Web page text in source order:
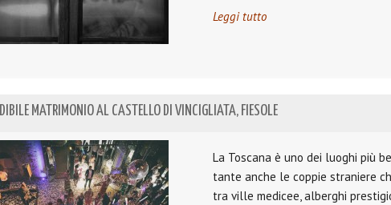
Leggi tutto
MATRIMONIO AL CASTELLO DI VINCIGLIATA, FIESOLE
La Toscana è uno dei luoghi più
tante anche le coppie straniere
tra ville medicee, alberghi